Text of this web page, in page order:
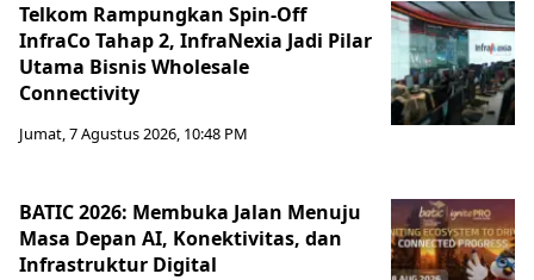
Telkom Rampungkan Spin-Off
InfraCo Tahap 2, InfraNexia Jadi Pilar
Utama Bisnis Wholesale
Connectivity
Jumat, 7 Agustus 2026, 10:48 PM
BATIC 2026: Membuka Jalan Menuju
Masa Depan AI, Konektivitas, dan
Infrastruktur Digital